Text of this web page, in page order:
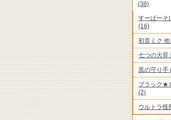
(38)
すーぱーそ
(16)
初音ミク
七つの大罪
黒の守り手
ブラック★
(2)
ウルトラ怪